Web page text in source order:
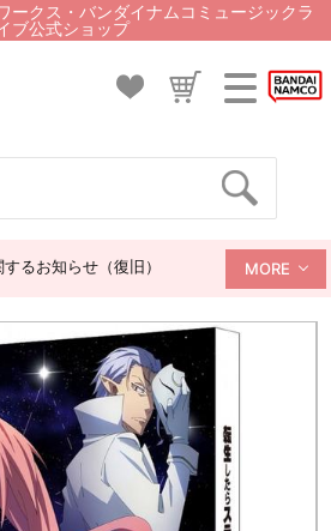
ークス・バンダイナムコミュージックラ
ブ公式ショップ
るお知らせ（復旧） MORE